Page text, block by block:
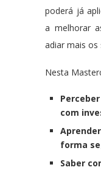
poderá já
a melhorar
adiar mais os
Nesta
com
forma
Saber